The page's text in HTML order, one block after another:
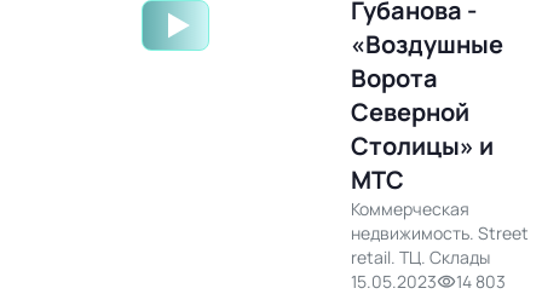
Губанова -
«Воздушные
Ворота
Северной
Столицы» и
МТС
Коммерческая
недвижимость. Street
retail. ТЦ. Склады
15.05.2023
14 803